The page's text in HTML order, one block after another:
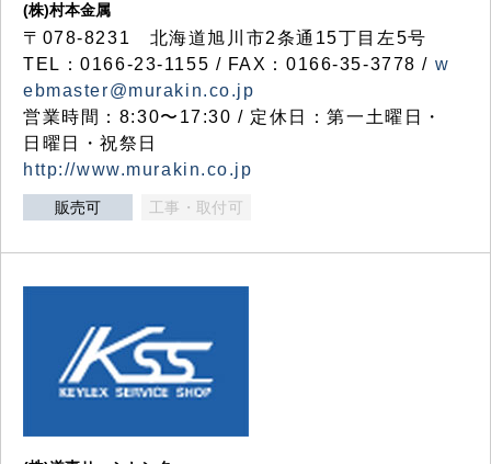
(株)村本金属
〒078-8231 北海道旭川市2条通15丁目左5号
TEL：0166-23-1155 / FAX：0166-35-3778 / w
ebmaster@murakin.co.jp
営業時間：8:30〜17:30 / 定休日：第一土曜日・
日曜日・祝祭日
http://www.murakin.co.jp
販売可 工事・取付可